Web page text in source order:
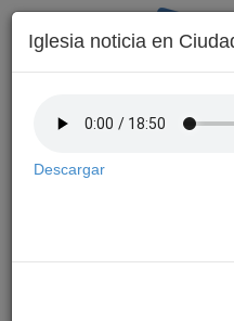
Iglesia noticia en
Descargar